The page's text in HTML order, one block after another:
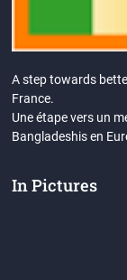
A step towards
France.
Une étape vers un
Bangladeshis en
In Pictures